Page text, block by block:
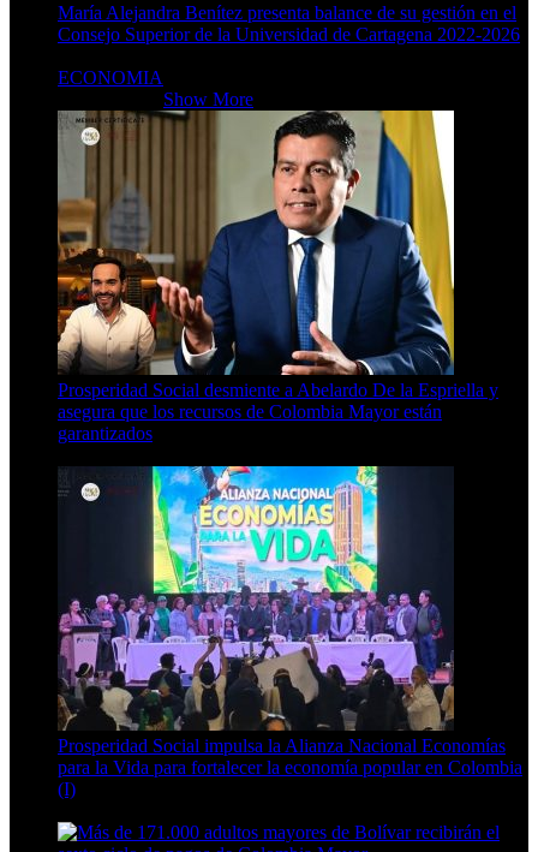
María Alejandra Benítez presenta balance de su gestión en el
Consejo Superior de la Universidad de Cartagena 2022-2026
ECONOMIA
Show More
Prosperidad Social desmiente a Abelardo De la Espriella y
asegura que los recursos de Colombia Mayor están
garantizados
Prosperidad Social impulsa la Alianza Nacional Economías
para la Vida para fortalecer la economía popular en Colombia
(I)